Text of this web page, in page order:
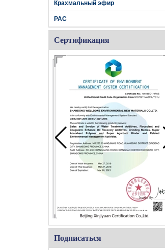
Крахмальный эфир
PAC
Сертификация
Подписаться